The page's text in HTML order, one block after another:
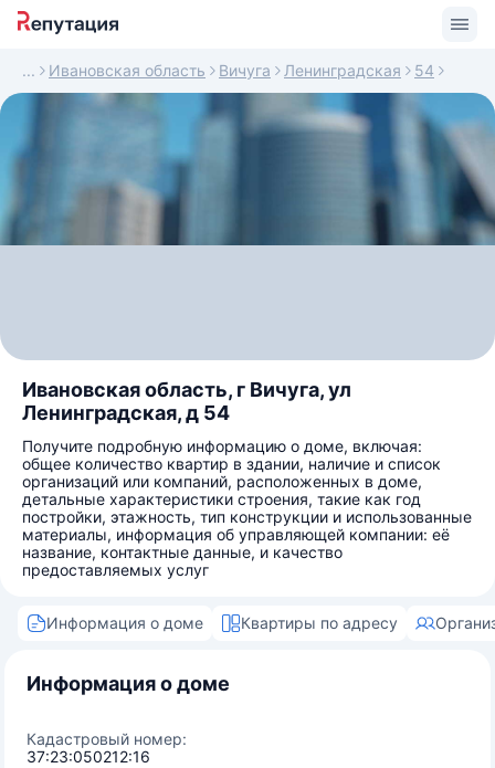
Ивановская область Вичуга Ленинградская 54
Ивановская область, г Вичуга, ул
Ленинградская, д 54
Получите подробную информацию о доме, включая:
общее количество квартир в здании, наличие и список
организаций или компаний, расположенных в доме,
детальные характеристики строения, такие как год
постройки, этажность, тип конструкции и использованные
материалы, информация об управляющей компании: её
название, контактные данные, и качество
предоставляемых услуг
Информация о доме Квартиры по адресу
Информация о доме
Кадастровый номер:
37:23:050212:16